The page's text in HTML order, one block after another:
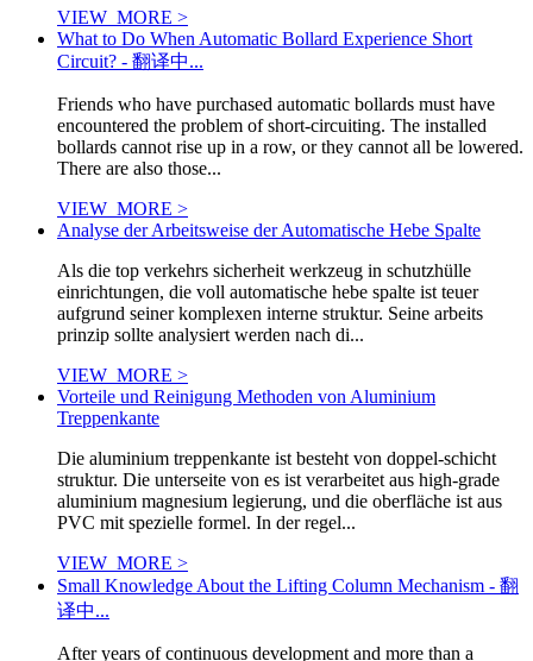
VIEW_MORE >
What to Do When Automatic Bollard Experience Short
Circuit? - 翻译中...
Friends who have purchased automatic bollards must have
encountered the problem of short-circuiting. The installed
bollards cannot rise up in a row, or they cannot all be lowered.
There are also those...
VIEW_MORE >
Analyse der Arbeitsweise der Automatische Hebe Spalte
Als die top verkehrs sicherheit werkzeug in schutzhülle
einrichtungen, die voll automatische hebe spalte ist teuer
aufgrund seiner komplexen interne struktur. Seine arbeits
prinzip sollte analysiert werden nach di...
VIEW_MORE >
Vorteile und Reinigung Methoden von Aluminium
Treppenkante
Die aluminium treppenkante ist besteht von doppel-schicht
struktur. Die unterseite von es ist verarbeitet aus high-grade
aluminium magnesium legierung, und die oberfläche ist aus
PVC mit spezielle formel. In der regel...
VIEW_MORE >
Small Knowledge About the Lifting Column Mechanism - 翻
译中...
After years of continuous development and more than a